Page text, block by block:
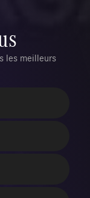
les meilleurs